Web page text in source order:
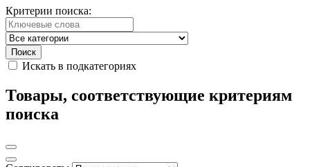
Критерии поиска:
Искать в подкатегориях
Товары, соответствующие критериям
поиска